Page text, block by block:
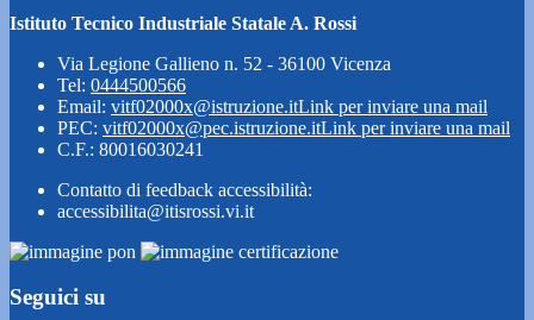
Istituto Tecnico Industriale Statale A. Rossi
Via Legione Gallieno n. 52 - 36100 Vicenza
Tel: 0444500566
Email: vitf02000x@istruzione.itLink per inviare una mail
PEC: vitf02000x@pec.istruzione.itLink per inviare una mail
C.F.: 80016030241
Contatto di feedback accessibilità:
accessibilita@itisrossi.vi.it
Seguici su